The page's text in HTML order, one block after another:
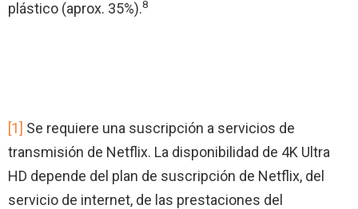
plástico (aprox. 35%).8
[1] Se requiere una suscripción a servicios de
transmisión de Netflix. La disponibilidad de 4K Ultra
HD depende del plan de suscripción de Netflix, del
servicio de internet, de las prestaciones del